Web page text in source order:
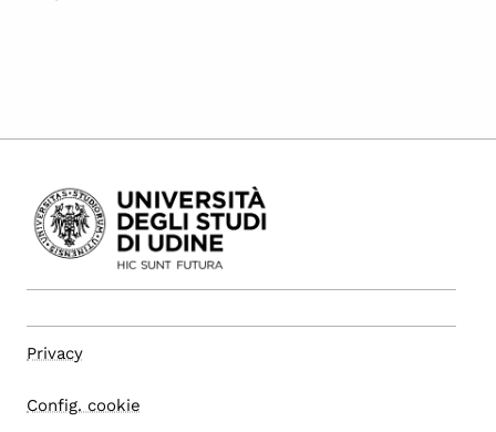
Privacy
Config. cookie